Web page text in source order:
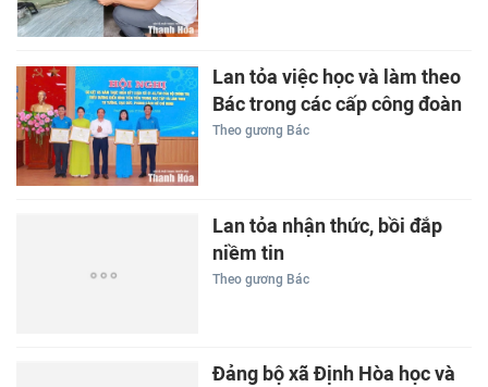
Lan tỏa việc học và làm theo
Bác trong các cấp công đoàn
Theo gương Bác
Lan tỏa nhận thức, bồi đắp
niềm tin
Theo gương Bác
Đảng bộ xã Định Hòa học và